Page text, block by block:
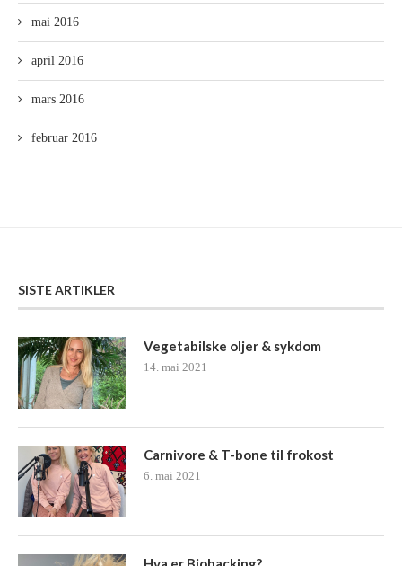
mai 2016
april 2016
mars 2016
februar 2016
SISTE ARTIKLER
Vegetabilske oljer & sykdom
14. mai 2021
Carnivore & T-bone til frokost
6. mai 2021